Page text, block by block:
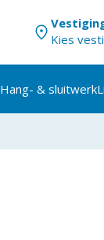
Kies
Hang- & sluitwerk